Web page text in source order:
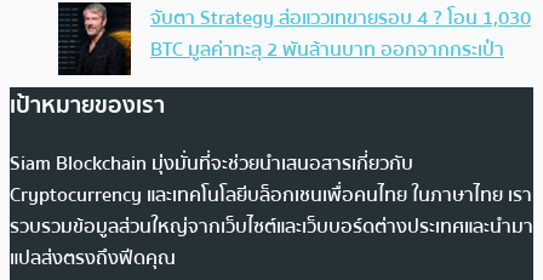
จับตา Strategy ส่อแววเทขายรอบ 4 ? โอน 1,030
BTC มูลค่าทะลุ 2 พันล้านบาท ออกจากกระเป๋า
เป้าหมายของเรา
Siam Blockchain มุ่งมั่นที่จะช่วยนำเสนอสารเกี่ยวกับ
Cryptocurrency และเทคโนโลยีบล็อกเชนเพื่อคนไทย ในภาษาไทย เรา
รวบรวมข้อมูลส่วนใหญ่จากเว็บไซต์และเว็บบอร์ดต่างประเทศและนำมา
แปลส่งตรงถึงฟีดคุณ